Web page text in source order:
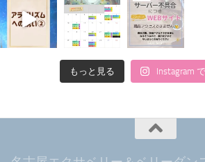
もっと見る Instagram